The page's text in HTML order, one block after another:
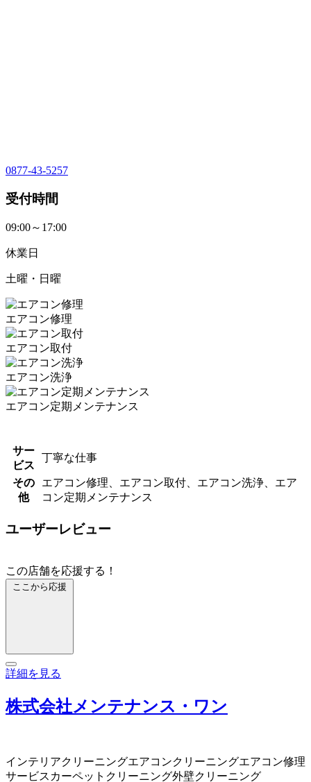
0877-43-5257
受付時間
09:00～17:00
休業日
土曜・日曜
エアコン修理
エアコン取付
エアコン洗浄
エアコン定期メンテナンス
サー
ビス
丁寧な仕事
その
他
エアコン修理、エアコン取付、エアコン洗浄、エア
コン定期メンテナンス
ユーザーレビュー
この店舗を応援する！
ここから応援
詳細を見る
株式会社メンテナンス・ワン
インテリアクリーニングエアコンクリーニングエアコン修理
サービス カーペットクリーニング外壁クリーニング